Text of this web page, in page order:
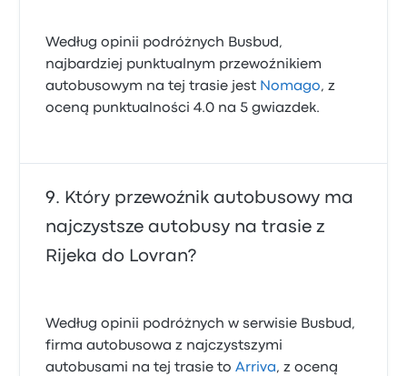
Według opinii podróżnych Busbud,
najbardziej punktualnym przewoźnikiem
autobusowym na tej trasie jest Nomago, z
oceną punktualności 4.0 na 5 gwiazdek.
Który przewoźnik autobusowy ma
najczystsze autobusy na trasie z
Rijeka do Lovran?
Według opinii podróżnych w serwisie Busbud,
firma autobusowa z najczystszymi
autobusami na tej trasie toArriva, z oceną